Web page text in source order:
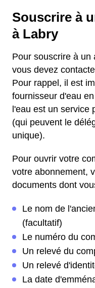
Souscrire à
à Labry
Pour souscrire à un
vous devez
Pour rappel, il est
fournisseur d'eau
l'eau est un service
(qui peuvent le
unique).
Pour ouvrir votre
votre abonnement,
documents dont
Le nom de
(facultatif)
Le numéro du
Un relevé du
Un relevé
La date